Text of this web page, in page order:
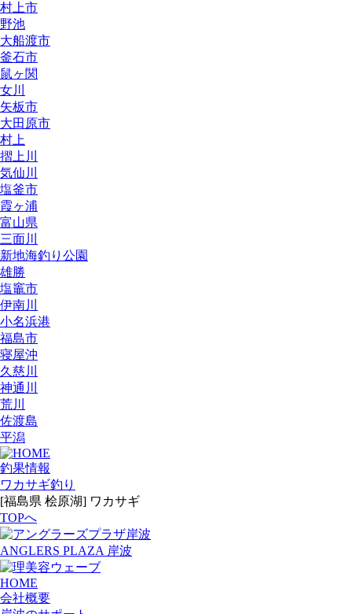
村上市
野池
大船渡市
釜石市
鼠ヶ関
女川
矢板市
大田原市
村上
摺上川
気仙川
塩釜市
霞ヶ浦
富山県
三面川
新地海釣り公園
雄勝
塩竈市
伊南川
小名浜港
福島市
寝屋沖
久慈川
神通川
荒川
佐渡島
平潟
釣果情報
ワカサギ釣り
[福島県 桧原湖] ワカサギ
TOPへ
ANGLERS PLAZA 岸波
HOME
会社概要